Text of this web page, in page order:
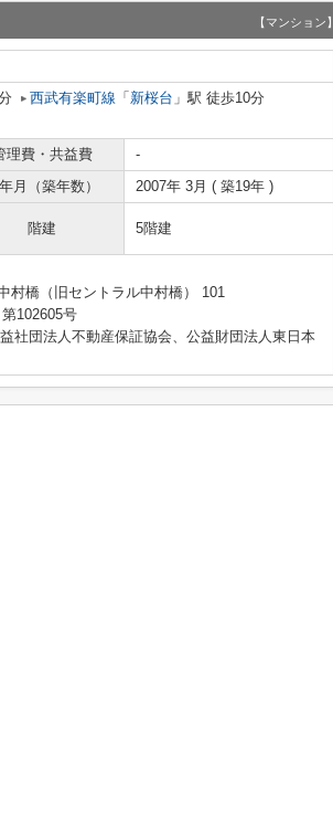
【マンション】
西武有楽町線 「 新桜台 」駅 徒歩10分
理費・共益費
-
月（築年数） 2007年 3月 ( 築19年 )
階建 5階建
村橋（旧セントラル中村橋） 101
102605号
社団法人不動産保証協会、公益財団法人東日本